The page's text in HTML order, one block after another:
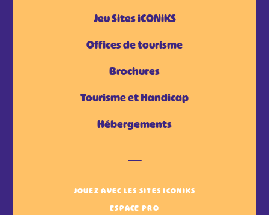
Jeu Sites iCONiKS
Offices de tourisme
Brochures
Tourisme et Handicap
Hébergements
JOUEZ AVEC LES SITES ICONIKS
ESPACE PRO